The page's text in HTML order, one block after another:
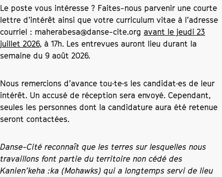
Le poste vous intéresse ? Faites-nous parvenir une courte
lettre d’intérêt ainsi que votre curriculum vitae à l’adresse
courriel : maherabesa@danse-cite.org avant le jeudi 23
juillet 2026, à 17h. Les entrevues auront lieu durant la
semaine du 9 août 2026.
Nous remercions d’avance tou·te·s les candidat·es de leur
intérêt. Un accusé de réception sera envoyé. Cependant,
seules les personnes dont la candidature aura été retenue
seront contactées.
Danse-Cité reconnaît que les terres sur lesquelles nous
travaillons font partie du territoire non cédé des
Kanien’keha :ka (Mohawks) qui a longtemps servi de lieu